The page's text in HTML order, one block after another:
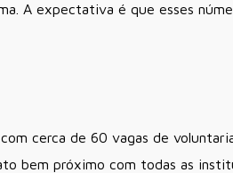
A expectativa é que esses
cerca de 60 vagas de
bem próximo com todas as